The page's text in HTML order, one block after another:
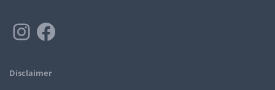
Disclaimer